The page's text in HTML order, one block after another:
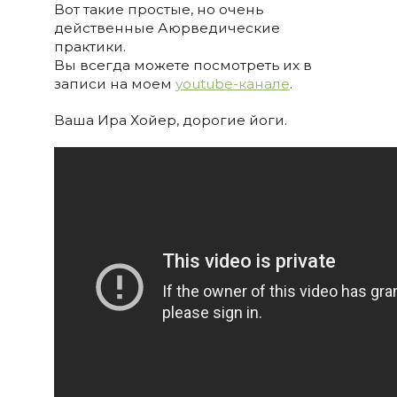
Вот такие простые, но очень
действенные Аюрведические
практики.
Вы всегда можете посмотреть их в
записи на моем youtube-канале.
Ваша Ира Хойер, дорогие йоги.